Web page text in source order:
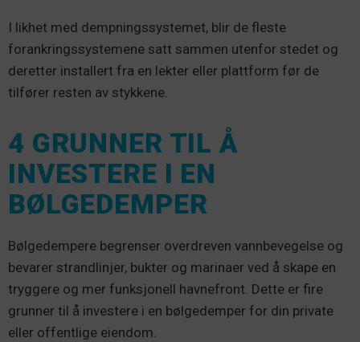
I likhet med dempningssystemet, blir de fleste
forankringssystemene satt sammen utenfor stedet og
deretter installert fra en lekter eller plattform før de
tilfører resten av stykkene.
4 GRUNNER TIL Å
INVESTERE I EN
BØLGEDEMPER
Bølgedempere begrenser overdreven vannbevegelse og
bevarer strandlinjer, bukter og marinaer ved å skape en
tryggere og mer funksjonell havnefront. Dette er fire
grunner til å investere i en bølgedemper for din private
eller offentlige eiendom.